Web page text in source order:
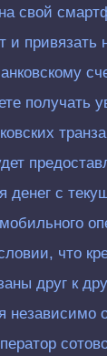
свой
и привязать
получать
денег с
что
друг к
независимо